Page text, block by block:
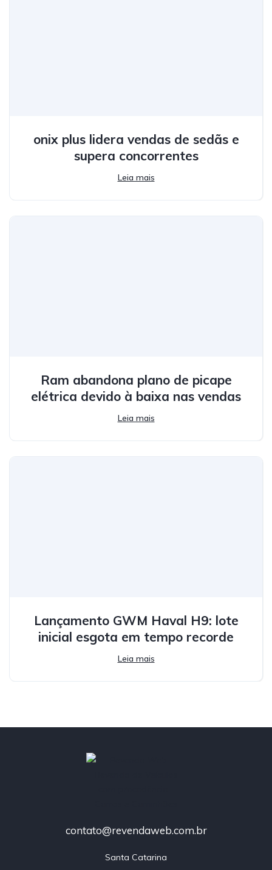
onix plus lidera vendas de sedãs e
supera concorrentes
Leia mais
Ram abandona plano de picape
elétrica devido à baixa nas vendas
Leia mais
Lançamento GWM Haval H9: lote
inicial esgota em tempo recorde
Leia mais
contato@revendaweb.com.br
Santa Catarina